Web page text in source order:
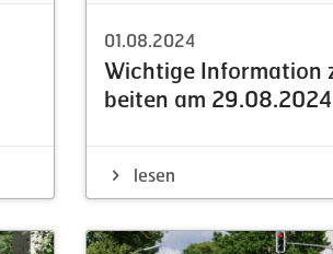
01.08.2024
Wichtige Infor­mation
beiten am 29.08.2024
lesen